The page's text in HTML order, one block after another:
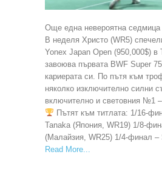
Още една невероятна седмица
В неделя Христо (WR5)
Yonex Japan Open (950,000$) в
завоюва първата BWF Super
кариерата си. По пътя към
няколко изключително силни
включително и световния №1
Пътят към титлата: 1/16-
Tanaka (Япония, WR19) 1/8-
(Малайзия, WR25) 1/4-финал –
Read More